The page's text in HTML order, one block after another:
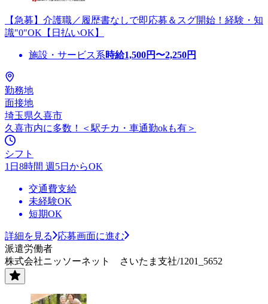
【急募】介護職／履歴書なしで即応募＆スグ開始！経験・知
識"0"OK【日払いOK】
施設・サービス系時給1,500円〜2,250円
勤務地
面接地
埼玉県久喜市
久喜市内に多数！＜駅チカ・車通勤okも有＞
シフト
1日8時間 週5日からOK
交通費支給
未経験OK
短期OK
詳細を見る
応募画面に進む
派遣労働者
株式会社ニッソーネット さいたま支社/1201_5652